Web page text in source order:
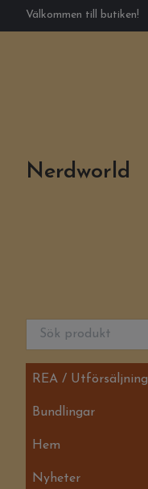
Välkommen till butiken!
Nerdworld
REA / Utförsäljning
Bundlingar
Hem
Nyheter